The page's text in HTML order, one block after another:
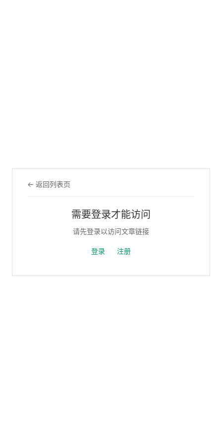
← 返回列表页
需要登录才能访问
请先登录以访问文章链接
登录 注册